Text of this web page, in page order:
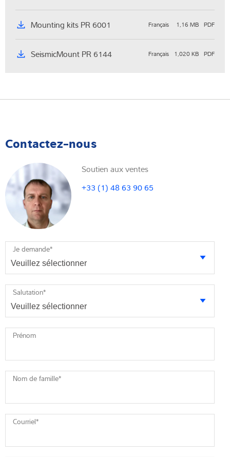
Mounting kits PR 6001 Français 1,16 MB PDF
SeismicMount PR 6144 Français 1,020 KB PDF
Contactez-nous
Soutien aux ventes
+33 (1) 48 63 90 65
Je demande*
Salutation*
Prénom
Nom de famille*
Courriel*